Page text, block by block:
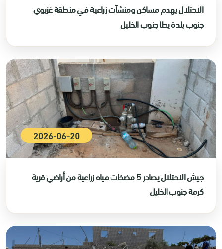
الاحتلال يهدم مساكن ومنشآت زراعية في منطقة غزيوي
جنوب بلدة يطا جنوب الخليل
2026-06-20
جيش الاحتلال يصادر 5 مضخات مياه زراعية من أراضي قرية
كرمة جنوب الخليل